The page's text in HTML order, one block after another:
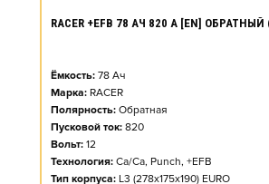
RACER +EFB 78 АЧ 820 А [EN] ОБРАТНЫЙ
Ёмкость: 78 Ач
Марка: RACER
Полярность: Обратная
Пусковой ток: 820
Вольт: 12
Технология: Ca/Ca, Punch, +EFB
Тип корпуса: L3 (278x175x190) EURO